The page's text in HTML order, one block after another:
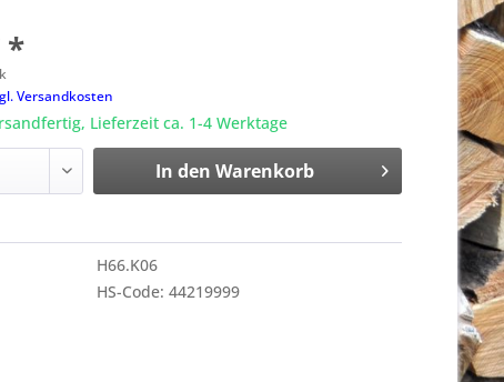
*
Versandkosten
Lieferzeit ca. 1-4 Werktage
In den Warenkorb
H66.K06
HS-Code: 44219999